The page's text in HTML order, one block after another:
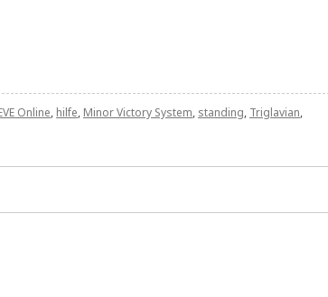
Online, hilfe, Minor Victory System, standing, Triglavian,